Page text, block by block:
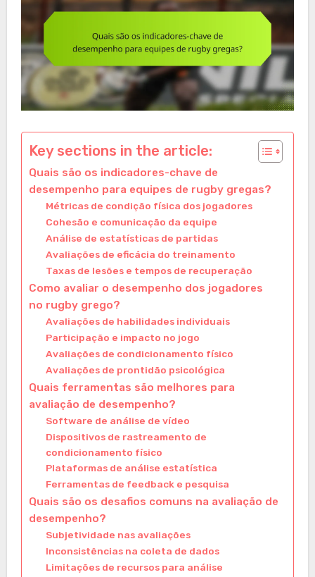
Key sections in the article:
Quais são os indicadores-chave de
desempenho para equipes de rugby gregas?
Métricas de condição física dos jogadores
Cohesão e comunicação da equipe
Análise de estatísticas de partidas
Avaliações de eficácia do treinamento
Taxas de lesões e tempos de recuperação
Como avaliar o desempenho dos jogadores
no rugby grego?
Avaliações de habilidades individuais
Participação e impacto no jogo
Avaliações de condicionamento físico
Avaliações de prontidão psicológica
Quais ferramentas são melhores para
avaliação de desempenho?
Software de análise de vídeo
Dispositivos de rastreamento de
condicionamento físico
Plataformas de análise estatística
Ferramentas de feedback e pesquisa
Quais são os desafios comuns na avaliação de
desempenho?
Subjetividade nas avaliações
Inconsistências na coleta de dados
Limitações de recursos para análise